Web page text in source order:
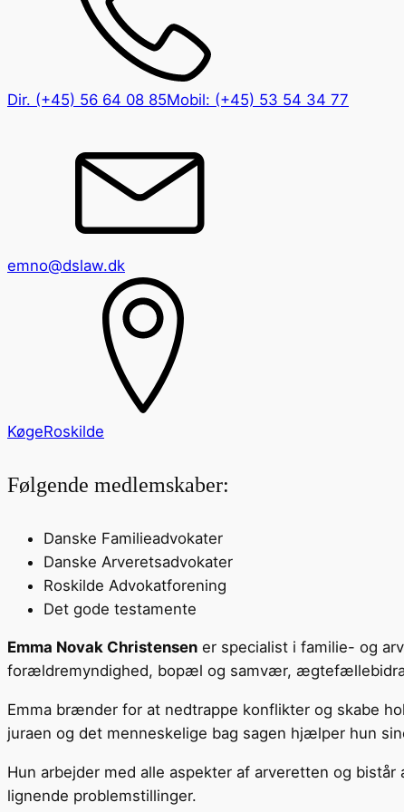
Dir. (+45) 56 64 08 85Mobil: (+45) 53 54 34 77
emno@dslaw.dk
KøgeRoskilde
Følgende medlemskaber:
Danske Familieadvokater
Danske Arveretsadvokater
Roskilde Advokatforening
Det gode testamente
Emma Novak Christensen er specialist i familie- og
forældremyndighed, bopæl og samvær,
Emma brænder for at nedtrappe konflikter og skabe
juraen og det menneskelige bag sagen hjælper hun
Hun arbejder med alle aspekter af arveretten og
lignende problemstillinger.